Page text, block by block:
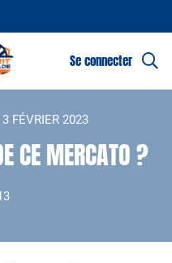
Se connecter
3 FÉVRIER 2023
CE MERCATO ?